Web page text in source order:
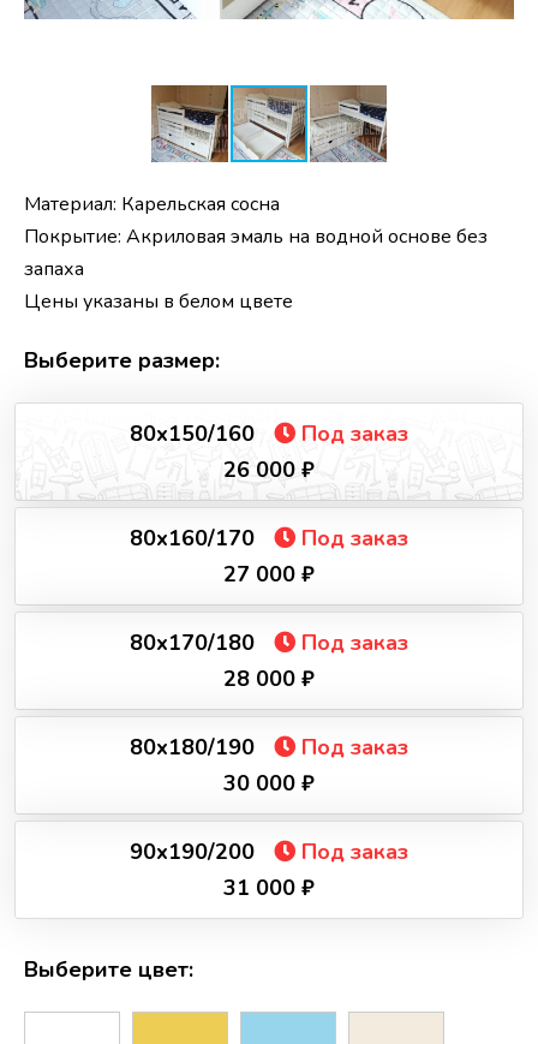
Материал: Карельская сосна
Покрытие: Акриловая эмаль на водной основе без
запаха
Цены указаны в белом цвете
Выберите размер:
80х150/160
Под заказ
26 000 ₽
80х160/170
Под заказ
27 000 ₽
80х170/180
Под заказ
28 000 ₽
80х180/190
Под заказ
30 000 ₽
90х190/200
Под заказ
31 000 ₽
Выберите цвет: